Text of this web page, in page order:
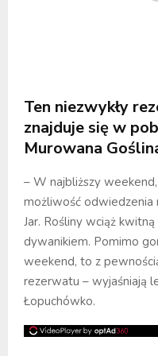
Ten niezwykły
znajduje się w
Murowana
– W najbliższy
możliwość
Jar. Rośliny wciąż
dywanikiem. Pomimo
weekend, to z
rezerwatu – wyjaśniają
Łopuchówko.